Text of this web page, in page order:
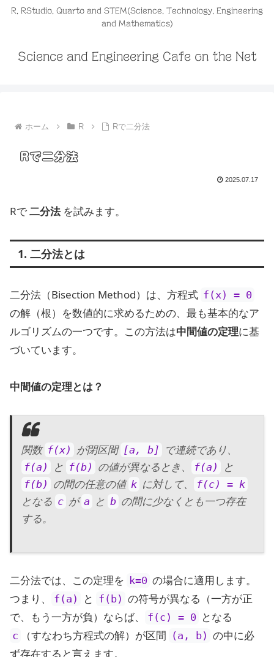
R, RStudio, Quarto and STEM(Science, Technology, Engineering
and Mathematics)
Science and Engineering Cafe on the Net
ホーム R Rで二分法
Rで二分法
2025.07.17
Rで二分法 を試みます。
1. 二分法とは
二分法（Bisection Method）は、方程式 f(x) = 0
の解（根）を数値的に求めるための、最も基本的なア
ルゴリズムの一つです。この方法は中間値の定理に基
づいています。
中間値の定理とは？
関数 f(x) が閉区間 [a, b] で連続であり、
f(a) と f(b) の値が異なるとき、 f(a) と
f(b) の間の任意の値 k に対して、 f(c) = k
となる c が a と b の間に少なくとも一つ存在
する。
二分法では、この定理を k=0 の場合に適用します。
つまり、
f(a) と f(b) の符号が異なる（一方が正
で、もう一方が負）ならば、
f(c) = 0 となる
c （すなわち方程式の解）が区間 (a, b) の中に必
ず存在すると言えます。